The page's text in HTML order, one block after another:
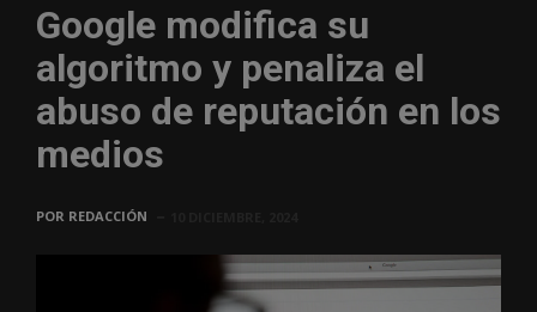
Google modifica su
algoritmo y penaliza el
abuso de reputación en los
medios
POR REDACCIÓN